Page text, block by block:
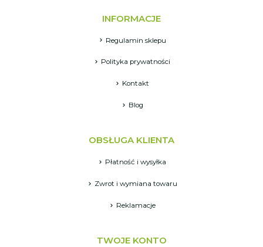
INFORMACJE
Regulamin sklepu
Polityka prywatności
Kontakt
Blog
OBSŁUGA KLIENTA
Płatność i wysyłka
Zwrot i wymiana towaru
Reklamacje
TWOJE KONTO